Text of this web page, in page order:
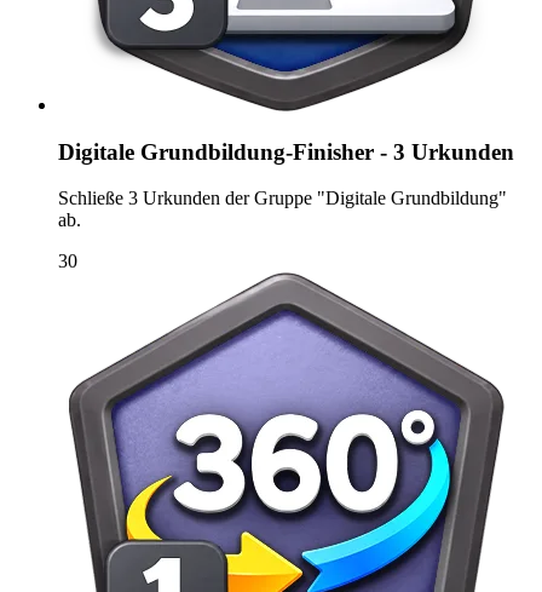
Digitale Grundbildung-Finisher - 3 Urkunden
Schließe 3 Urkunden der Gruppe "Digitale Grundbildung"
ab.
30